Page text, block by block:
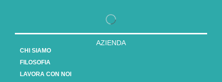
AZIENDA
CHI SIAMO
FILOSOFIA
LAVORA CON NOI